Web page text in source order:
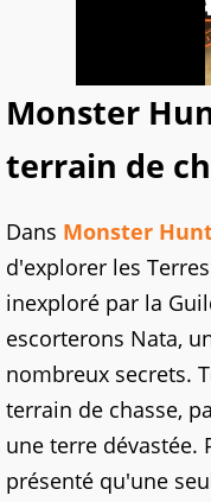
Monster
terrain de
Dans Monster
d'explorer les
inexploré par la
escorterons Nata,
nombreux secrets.
terrain de chasse,
une terre dévastée.
présenté qu'une